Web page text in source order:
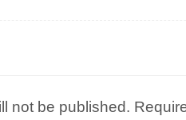
not be published.